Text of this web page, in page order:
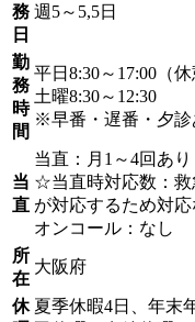
務
日
週5～5,5日
勤
務
時
間
平日8:30～17:00（休
土曜8:30～12:30
※早番・遅番・夕診
当
直
当直：月1～4回あり
☆当直時対応数：救
が対応するため対応
オンコール：なし
所
在
大阪府
休 夏季休暇4日、年末